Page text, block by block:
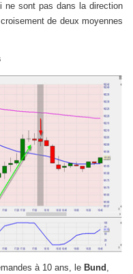
ne sont pas dans la direction
de deux moyennes
à 10 ans, le Bund ,